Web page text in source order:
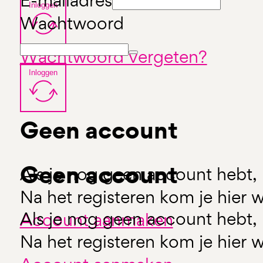
Inloggen
Wachtwoord vergeten?
Geen account
Als je nog geen account hebt,
Na het registeren kom je hier
Account aanmaken
Wachtwoord
Inloggen
Geen account
Als je nog geen account hebt,
Na het registeren kom je hier